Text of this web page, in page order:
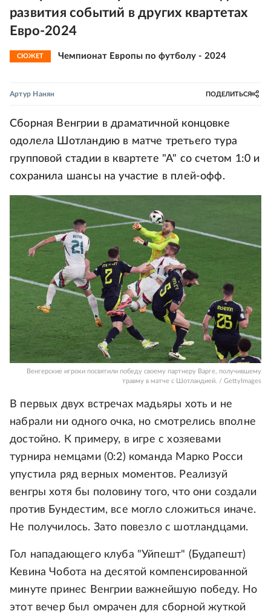
развития событий в других квартетах
Евро-2024
СЮЖЕТ Чемпионат Европы по футболу - 2024
Артур Нанян ПОДЕЛИТЬСЯ
Сборная Венгрии в драматичной концовке
одолела Шотландию в матче третьего тура
групповой стадии в квартете "А" со счетом 1:0 и
сохранила шансы на участие в плей-офф.
Венгерские игроки посвятили победу своему партнеру Варге, получившему
травму в матче с Шотландией. / GettyImages
В первых двух встречах мадьяры хоть и не
набрали ни одного очка, но смотрелись вполне
достойно. К примеру, в игре с хозяевами
турнира немцами (0:2) команда Марко Росси
упустила ряд верных моментов. Реализуй
венгры хотя бы половину того, что они создали
против Бундестим, все могло сложиться иначе.
Не получилось. Зато повезло с шотландцами.
Гол нападающего клуба "Уйпешт" (Будапешт)
Кевина Чобота на десятой компенсированной
минуте принес Венгрии важнейшую победу. Но
этот вечер был омрачен для сборной жуткой